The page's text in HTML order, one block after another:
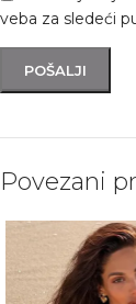
veba za sledeći
Povezani